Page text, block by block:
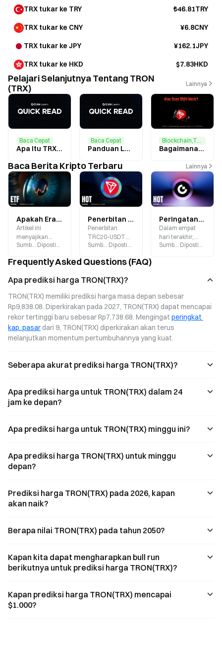
TRX tukar ke TRY ₺46.81TRY
TRX tukar ke CNY ¥6.8CNY
TRX tukar ke JPY ¥162.1JPY
TRX tukar ke HKD $7.83HKD
Pelajari Selanjutnya Tentang TRON
(TRX)
Lainnya
Baca Cepat
Apa Itu TRX? Harga Terbaru dan Outlook Investasi Tahun 2025
Baca Cepat
Panduan Lengkap Tron Wallet: Cara Memilih, Menggunakan, dan Mengoptimalkan Potensi TRX
Blockchain,Tron,Keamanan,Stablecoin,Keuangan
Bagaimana TRON Bekerja: Analisis Penitipan Aset Digital Kelas Institusional dan Mekanisme Staking TRX
Baca Berita Kripto Terbaru Lainnya
Apakah Era ETF Staking Telah Tiba? Setelah Persetujuan TRX, Sejauh Mana Kita dari ETF Staking Ethereum dan Solana?
Artikel ini
menyajikan
analisis
mengenai
imbal hasil,
regulasi, dan
dampak industri
dari ETF staking,
serta
mengeksplorasi
tahap berikutnya
produk
keuangan kripto.
:Gate.blog 2026-05-29
Penerbitan TRC20-USDT Mencapai Rekor Tertinggi—Mengapa Investor Ritel Masih Meragukan TRX?
Penerbitan
TRC20-USDT
melampaui 89,3
naik 26% dalam
terakhir. Investor
bersikap bearish
terhadap harga
token,
sementara
minat
menciptakan
campuran sinyal
kompleks.
Sumber :Gate.blog 2026-05-13
Peringatan Likuidasi: SOL, HYPE, dan TRX Muncul sebagai Altcoin Berisiko Tinggi pada Pekan Pertama Februari
Dalam empat
hari terakhir,
lebih dari $5
volatilitas yang
sangat tinggi.
Reaksi berantai
yang dipicu oleh
penggunaan
melanda seluruh
pasar.
Sumber :Gate.blog
Frequently Asked Questions (FAQ)
Apa prediksi harga TRON(TRX)?
TRON(TRX) memiliki prediksi harga masa depan sebesar
Rp9,838.08. Diperkirakan pada 2027, TRON(TRX) dapat mencapai
rekor tertinggi baru sebesar Rp7,738.68. Mengingat peringkat
kap. pasar dari 9, TRON(TRX) diperkirakan akan terus
melanjutkan momentum pertumbuhannya yang kuat.
Seberapa akurat prediksi harga TRON(TRX)?
Apa prediksi harga untuk TRON(TRX) dalam 24
jam ke depan?
Apa prediksi harga untuk TRON(TRX) minggu ini?
Apa prediksi harga TRON(TRX) untuk minggu
depan?
Prediksi harga TRON(TRX) pada 2026, kapan
akan naik?
Berapa nilai TRON(TRX) pada tahun 2050?
Kapan kita dapat mengharapkan bull run
berikutnya untuk prediksi harga TRON(TRX)?
Kapan prediksi harga TRON(TRX) mencapai
$1.000?